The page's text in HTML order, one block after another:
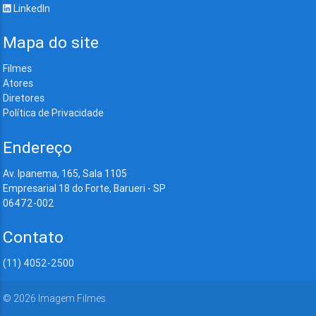
LinkedIn
Mapa do site
Filmes
Atores
Diretores
Política de Privacidade
Endereço
Av. Ipanema, 165, Sala 1105
Empresarial 18 do Forte, Barueri - SP
06472-002
Contato
(11) 4052-2500
© 2026 Imagem Filmes